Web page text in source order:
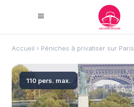
Accueil › Péniches à privatiser sur Paris
110 pers. max.